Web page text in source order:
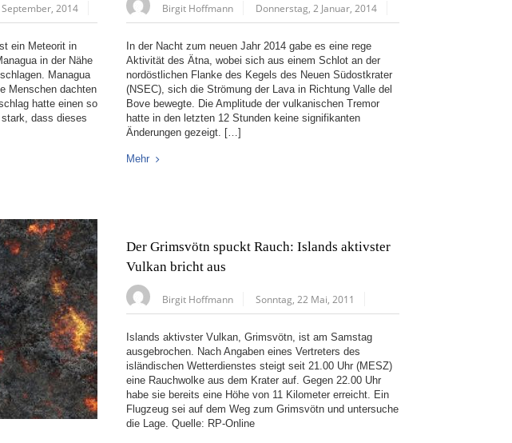
2014
ein Meteorit in
in der Nähe
Managua
Menschen dachten
hatte einen so
dass dieses
Birgit Hoffmann Donnerstag, 2 Januar, 2014
In der Nacht zum neuen Jahr 2014 gabe es eine rege
Aktivität des Ätna, wobei sich aus einem Schlot an der
nordöstlichen Flanke des Kegels des Neuen Südostkrater
(NSEC), sich die Strömung der Lava in Richtung Valle del
Bove bewegte. Die Amplitude der vulkanischen Tremor
hatte in den letzten 12 Stunden keine signifikanten
Änderungen gezeigt. […]
Mehr
Der Grimsvötn spuckt Rauch: Islands aktivster
Vulkan bricht aus
Birgit Hoffmann Sonntag, 22 Mai, 2011
Islands aktivster Vulkan, Grimsvötn, ist am Samstag
ausgebrochen. Nach Angaben eines Vertreters des
isländischen Wetterdienstes steigt seit 21.00 Uhr (MESZ)
eine Rauchwolke aus dem Krater auf. Gegen 22.00 Uhr
habe sie bereits eine Höhe von 11 Kilometer erreicht. Ein
Flugzeug sei auf dem Weg zum Grimsvötn und untersuche
die Lage. Quelle: RP-Online